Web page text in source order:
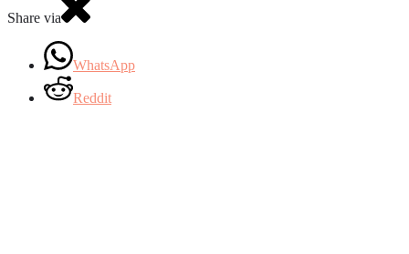
Share via
WhatsApp
Reddit